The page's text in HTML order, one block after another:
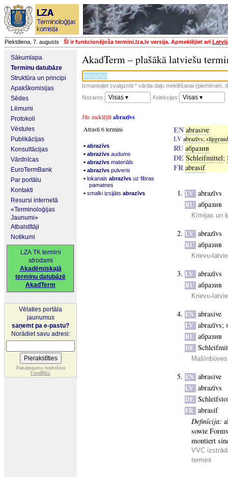
Piektdiena, 7. augusts Šī ir funkcionējoša termini.lza.lv versija. Apmeklējiet arī
Sākumlapa
Terminu datubāze
Struktūra un principi
Apakškomisijas
Sēdes
Lēmumi
Protokoli
Vēstules
Publikācijas
Konsultācijas
Vārdnīcas
EuroTermBank
Par portālu
Kontakti
Resursi internetā
«Terminoloģijas
Jaunumi»
Atbalstītāji
Notikumi
LZA TK termini
atrodami
Akadēmiskajā
terminu datubāzē
AkadTerm
Vēlaties portāla
jaunumus
saņemt pa e-pastu?
Norādiet savu adresi:
Pakalpojumu nodrošina
FeedBlitz
AkadTerm – plašākā latviešu
Izmantojiet zvaigznīti * vārda daļu meklēšanai (piemēram,
Nozares:
Visas ▾ Kolekcijas: Visas ▾
Jūs meklējātabrazīvs
Atrasti 6 termini
▪ abrazīvs
▪ abrazīvs audums
▪ abrazīvs materiāls
▪ abrazīvs pulveris
▪ lokanais abrazīvs uz fibras
pamatnes
▪ smalki izsijāts abrazīvs
EN abrasive
LVabrazīvs;
RU абразив
DE Schleifmittel;
FR abrasif
LV abrazīvs
RU абразив
Ķīmijas un
LV abrazīvs
RU абразив
Krievu-
LV abrazīvs
RU абразив
Krievu-
EN abrasive
LV abrazīvs;
RU абразив
DE
EN abrasive
LV abrazīvs
DE
FR abrasif
Definīcija:
sowie
montiert
VVC
termini